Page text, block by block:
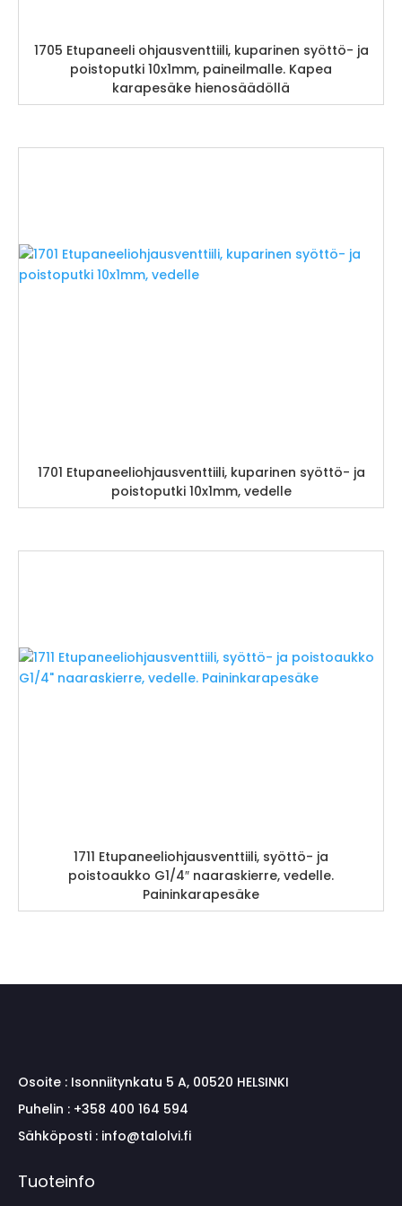
1705 Etupaneeli ohjausventtiili, kuparinen syöttö- ja
poistoputki 10x1mm, paineilmalle. Kapea
karapesäke hienosäädöllä
1701 Etupaneeliohjausventtiili, kuparinen syöttö- ja
poistoputki 10x1mm, vedelle
1711 Etupaneeliohjausventtiili, syöttö- ja
poistoaukko G1/4″ naaraskierre, vedelle.
Paininkarapesäke
Osoite : Isonniitynkatu 5 A, 00520 HELSINKI
Puhelin : +358 400 164 594
Sähköposti : info@talolvi.fi
Tuoteinfo